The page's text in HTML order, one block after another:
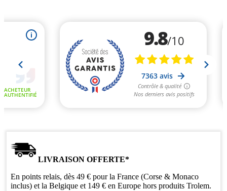
LIVRAISON OFFERTE*
En points relais, dès 49 € pour la France (Corse & Monaco
inclus) et la Belgique et 149 € en Europe hors produits Trolem.